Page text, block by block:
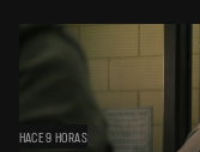
HACE 9 HORAS